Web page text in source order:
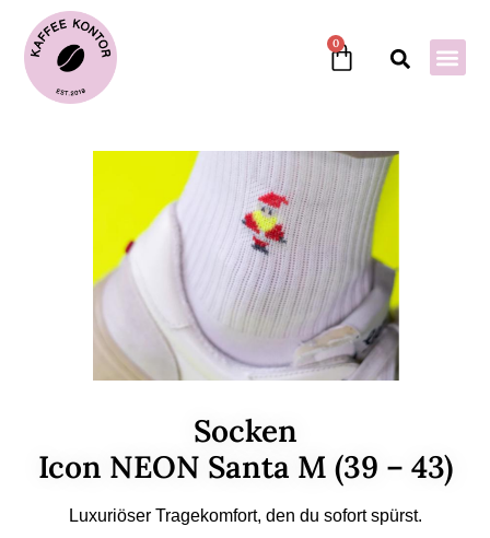
0
Socken
Icon NEON Santa M (39 – 43)
Luxuriöser Tragekomfort, den du sofort spürst.